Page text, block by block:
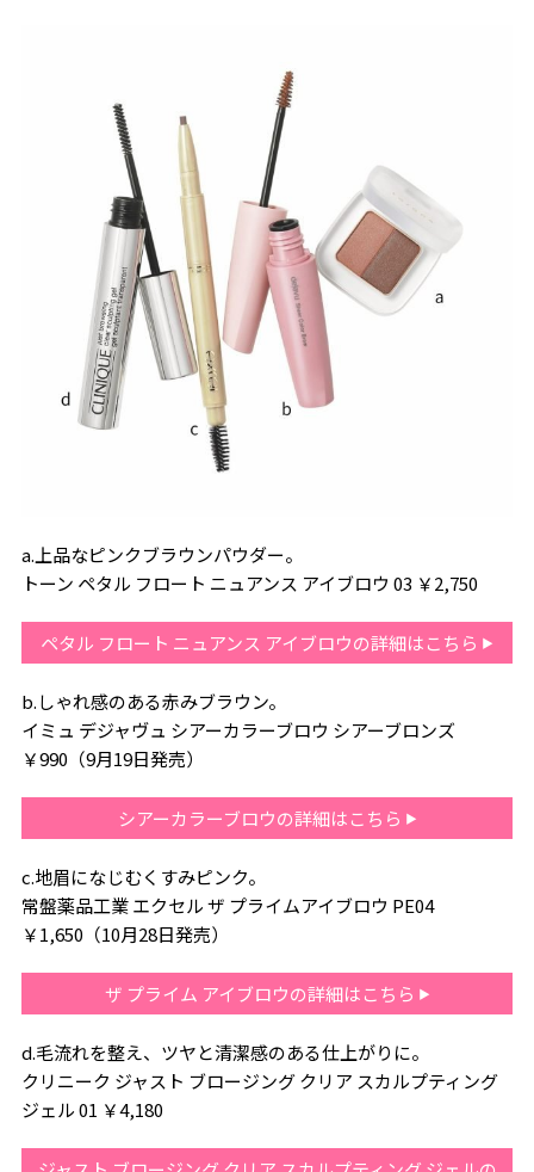
a.上品なピンクブラウンパウダー。
トーン ペタル フロート ニュアンス アイブロウ 03 ￥2,750
ペタル フロート ニュアンス アイブロウの詳細はこちら
b.しゃれ感のある赤みブラウン。
イミュ デジャヴュ シアーカラーブロウ シアーブロンズ
￥990（9月19日発売）
シアーカラーブロウの詳細はこちら
c.地眉になじむくすみピンク。
常盤薬品工業 エクセル ザ プライムアイブロウ PE04
￥1,650（10月28日発売）
ザ プライム アイブロウの詳細はこちら
d.毛流れを整え、ツヤと清潔感のある仕上がりに。
クリニーク ジャスト ブロージング クリア スカルプティング
ジェル 01 ￥4,180